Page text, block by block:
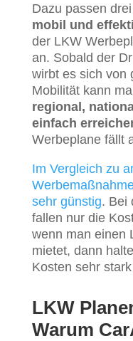
Dazu passen
mobil und
der LKW
an. Sobald der
wirbt es sich von
Mobilität kann
regional,
einfach
Werbeplane fällt
Im Vergleich zu
sehr günstig. Bei
fallen nur die
wenn man einen
mietet, dann
Kosten sehr
LKW
Warum